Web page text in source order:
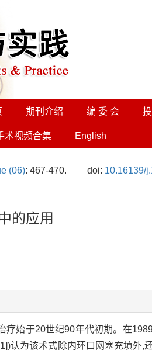
期刊介绍 编 委 会
术视频合集 English
(06): 467-470. doi: 10.16139/
的应用
疗始于20世纪90年代初期。在
认为该术式除内环口网塞充填外